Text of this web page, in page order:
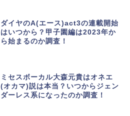
ダイヤのA(エース)act3の連載開始
はいつから？甲子園編は2023年か
ら始まるのか調査！
ミセスボーカル大森元貴はオネエ
(オカマ)説は本当？いつからジェン
ダーレス系になったのか調査！